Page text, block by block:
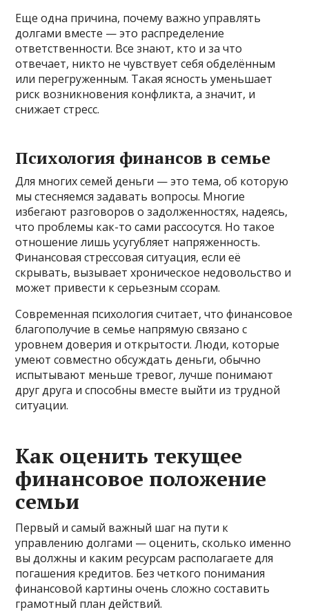
Еще одна причина, почему важно управлять
долгами вместе — это распределение
ответственности. Все знают, кто и за что
отвечает, никто не чувствует себя обделённым
или перегруженным. Такая ясность уменьшает
риск возникновения конфликта, а значит, и
снижает стресс.
Психология финансов в семье
Для многих семей деньги — это тема, об которую
мы стесняемся задавать вопросы. Многие
избегают разговоров о задолженностях, надеясь,
что проблемы как-то сами рассосутся. Но такое
отношение лишь усугубляет напряженность.
Финансовая стрессовая ситуация, если её
скрывать, вызывает хроническое недовольство и
может привести к серьезным ссорам.
Современная психология считает, что финансовое
благополучие в семье напрямую связано с
уровнем доверия и открытости. Люди, которые
умеют совместно обсуждать деньги, обычно
испытывают меньше тревог, лучше понимают
друг друга и способны вместе выйти из трудной
ситуации.
Как оценить текущее
финансовое положение
семьи
Первый и самый важный шаг на пути к
управлению долгами — оценить, сколько именно
вы должны и каким ресурсам располагаете для
погашения кредитов. Без четкого понимания
финансовой картины очень сложно составить
грамотный план действий.